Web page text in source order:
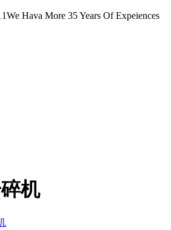
We Hava More 35 Years Of Expeiences
机